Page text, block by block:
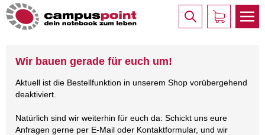
Wir bauen gerade für euch um!
Aktuell ist die Bestellfunktion in unserem Shop vorübergehend
deaktiviert.
Natürlich sind wir weiterhin für euch da: Schickt uns eure
Anfragen gerne per E-Mail oder Kontaktformular, und wir